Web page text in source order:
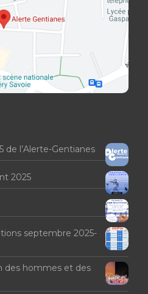
de l’Alerte-Gentianes
2025
septembre 2025-
des hommes et des